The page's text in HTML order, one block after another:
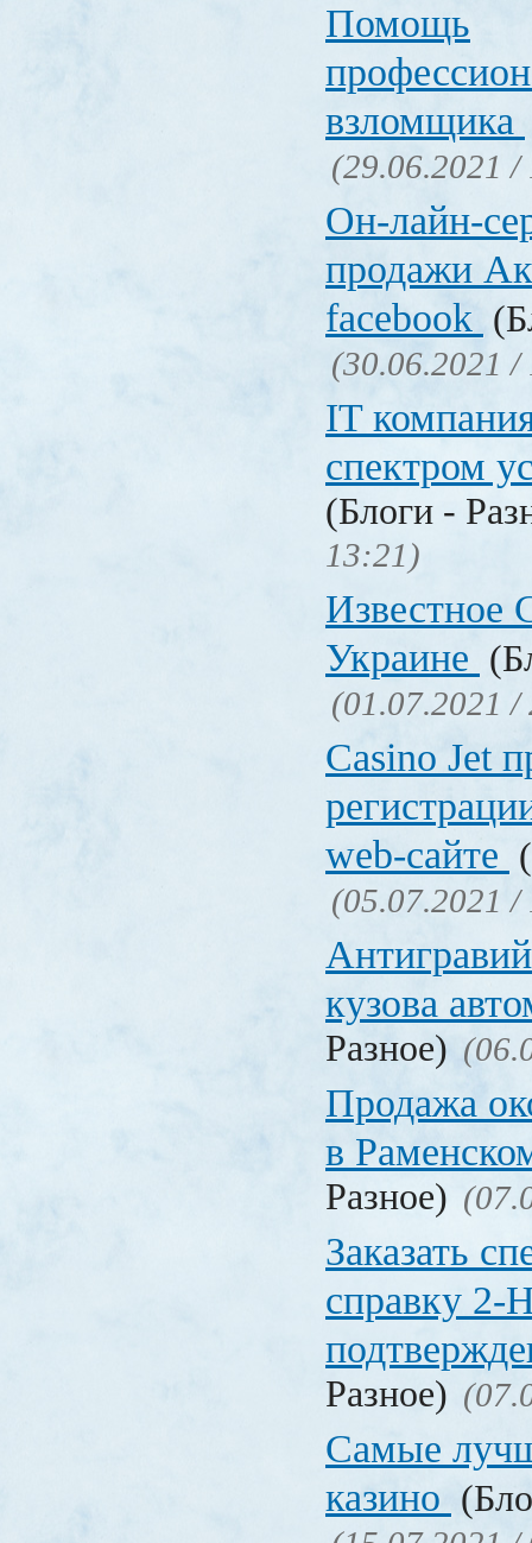
Помощь
взломщика
(29.06.2021 /
Он-лайн-
продажи
facebook
(30.06.2021 /
IT
спектром
(Блоги -
13:21)
Известное
Украине
(01.07.2021 /
Сasino Jet
web-сайте
(05.07.2021 /
кузова
Разное)
Продажа
в
Разное)
Заказать
справку
Разное)
Самые
казино